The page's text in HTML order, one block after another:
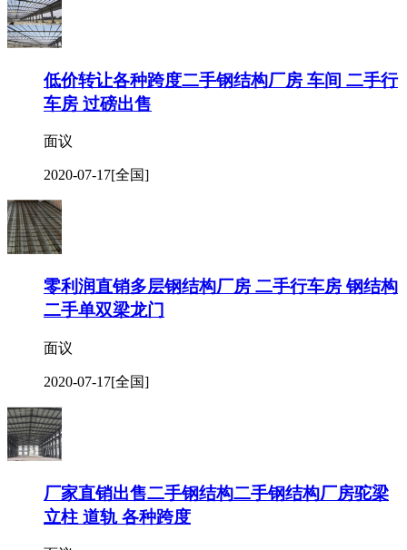
低价转让各种跨度二手钢结构厂房 车间 二手行
车房 过磅出售
面议
2020-07-17[全国]
零利润直销多层钢结构厂房 二手行车房 钢结构
二手单双梁龙门
面议
2020-07-17[全国]
厂家直销出售二手钢结构二手钢结构厂房驼梁
立柱 道轨 各种跨度